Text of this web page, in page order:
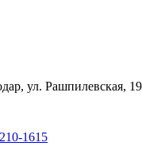
ул. Рашпилевская,
1615